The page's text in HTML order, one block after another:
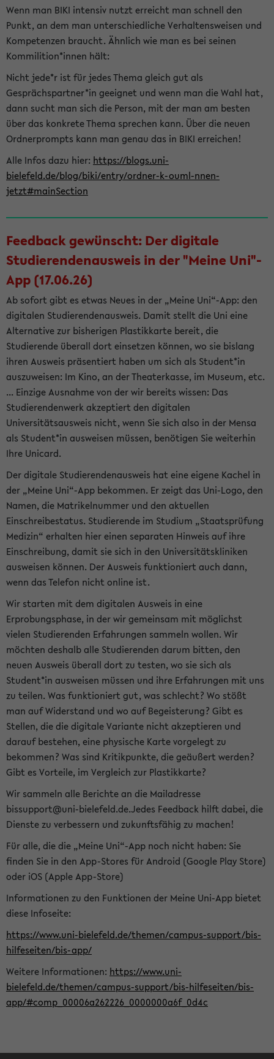
Wenn man BIKI intensiv nutzt erreicht man schnell den
Punkt, an dem man unterschiedliche Verhaltensweisen und
Kompetenzen braucht. Ähnlich wie man es bei seinen
Kommilition*innen hält:
Nicht jede*r ist für jedes Thema gleich gut als
Gesprächspartner*in geeignet und wenn man die Wahl hat,
dann sucht man sich die Person, mit der man am besten
über das konkrete Thema sprechen kann. Über die neuen
Ordnerprompts kann man genau das in BIKI erreichen!
Alle Infos dazu hier: https://blogs.uni-
bielefeld.de/blog/biki/entry/ordner-k-ouml-nnen-
jetzt#mainSection
Feedback gewünscht: Der digitale
Studierendenausweis in der "Meine Uni"-
App (17.06.26)
Ab sofort gibt es etwas Neues in der „Meine Uni“-App: den
digitalen Studierendenausweis. Damit stellt die Uni eine
Alternative zur bisherigen Plastikkarte bereit, die
Studierende überall dort einsetzen können, wo sie bislang
ihren Ausweis präsentiert haben um sich als Student*in
auszuweisen: Im Kino, an der Theaterkasse, im Museum, etc.
... Einzige Ausnahme von der wir bereits wissen: Das
Studierendenwerk akzeptiert den digitalen
Universitätsausweis nicht, wenn Sie sich also in der Mensa
als Student*in ausweisen müssen, benötigen Sie weiterhin
Ihre Unicard.
Der digitale Studierendenausweis hat eine eigene Kachel in
der „Meine Uni“-App bekommen. Er zeigt das Uni-Logo, den
Namen, die Matrikelnummer und den aktuellen
Einschreibestatus. Studierende im Studium „Staatsprüfung
Medizin“ erhalten hier einen separaten Hinweis auf ihre
Einschreibung, damit sie sich in den Universitätskliniken
ausweisen können. Der Ausweis funktioniert auch dann,
wenn das Telefon nicht online ist.
Wir starten mit dem digitalen Ausweis in eine
Erprobungsphase, in der wir gemeinsam mit möglichst
vielen Studierenden Erfahrungen sammeln wollen. Wir
möchten deshalb alle Studierenden darum bitten, den
neuen Ausweis überall dort zu testen, wo sie sich als
Student*in ausweisen müssen und ihre Erfahrungen mit uns
zu teilen. Was funktioniert gut, was schlecht? Wo stößt
man auf Widerstand und wo auf Begeisterung? Gibt es
Stellen, die die digitale Variante nicht akzeptieren und
darauf bestehen, eine physische Karte vorgelegt zu
bekommen? Was sind Kritikpunkte, die geäußert werden?
Gibt es Vorteile, im Vergleich zur Plastikkarte?
Wir sammeln alle Berichte an die Mailadresse
bissupport@uni-bielefeld.de.Jedes Feedback hilft dabei, die
Dienste zu verbessern und zukunftsfähig zu machen!
Für alle, die die „Meine Uni“-App noch nicht haben: Sie
finden Sie in den App-Stores für Android (Google Play Store)
oder iOS (Apple App-Store)
Informationen zu den Funktionen der Meine Uni-App bietet
diese Infoseite:
https://www.uni-bielefeld.de/themen/campus-support/bis-
hilfeseiten/bis-app/
Weitere Informationen: https://www.uni-
bielefeld.de/themen/campus-support/bis-hilfeseiten/bis-
app/#comp_00006a262226_0000000a6f_0d4c